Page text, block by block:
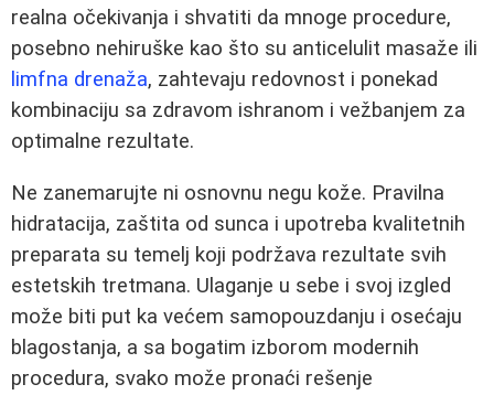
realna očekivanja i shvatiti da mnoge procedure,
posebno nehiruške kao što su anticelulit masaže ili
limfna drenaža, zahtevaju redovnost i ponekad
kombinaciju sa zdravom ishranom i vežbanjem za
optimalne rezultate.
Ne zanemarujte ni osnovnu negu kože. Pravilna
hidratacija, zaštita od sunca i upotreba kvalitetnih
preparata su temelj koji podržava rezultate svih
estetskih tretmana. Ulaganje u sebe i svoj izgled
može biti put ka većem samopouzdanju i osećaju
blagostanja, a sa bogatim izborom modernih
procedura, svako može pronaći rešenje